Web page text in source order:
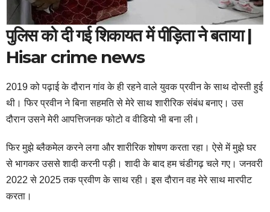
पुलिस को दी गई शिकायत में पीड़िता ने बताया |
Hisar crime news
2019 को पढ़ाई के दौरान गांव के ही रहने वाले युवक प्रवीन के साथ दोस्ती हुई
थी। फिर प्रवीन ने बिना सहमति से मेरे साथ शारीरिक संबंध बनाए। उस
दौरान उसने मेरी आपत्तिजनक फोटो व वीडियो भी बना ली।
फिर मुझे ब्लैकमेल करने लगा और शारीरिक शोषण करता रहा। ऐसे में मुझे घर
से भागकर उससे शादी करनी पड़ी। शादी के बाद हम चंडीगढ़ चले गए। जनवरी
2022 से 2025 तक प्रवीण के साथ रही। इस दौरान वह मेरे साथ मारपीट
करता।